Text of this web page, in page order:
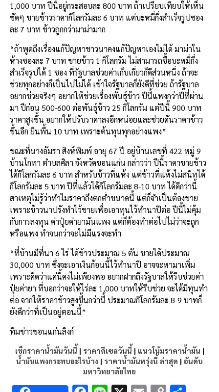
1,000 บาท ปีนี้อยู่กระสอบละ 800 บาท ถ้าเปรียบเทียบให้เห็น
ชัดๆ ขายข้าวราคากิโลกรัมละ 6 บาท แต่บะหมี่กึ่งสำเร็จรูปซอง
ละ 7 บาท ข้าวถูกกว่ามาม่ามาก
“ถ้าพูดถึงเรื่องแก้ปัญหาชาวนาคงแก้ปัญหาเองไม่ได้ มาม่าใน
ห้างซองละ 7 บาท ขายข้าว 1 กิโลกรัม ไม่สามารถซื้อบะหมี่กึ่ง
สำเร็จรูปได้ 1 ซอง ที่รัฐบาลช่วยค่าเก็บเกี่ยวก็ดีส่วนหนึ่ง ถ้าจะ
ช่วยทุกอย่างก็เป็นไปไม่ได้ เข้าใจรัฐบาลก็ยังดีที่ช่วย ถ้ารัฐบาล
อยากช่วยจริงๆ อยากให้ช่วยเรื่องพันธุ์ข้าว ปีนี้แพงกว่าปีที่ผ่าน
มา ปีก่อน 500-600 ต่อพันธุ์ข้าว 25 กิโลกรัม แต่ปีนี้ 900 บาท
ราคาสูงขึ้น อยากให้ปรับราคาลงอีกหน่อยและช่วยดันราคาข้าว
ขึ้นอีก ยืนพื้น 10 บาท เพราะต้นทุนทุกอย่างแพง”
ขณะที่นางอัมรา สิงห์พิมพ์ อายุ 67 ปี อยู่บ้านเลขที่ 422 หมู่ 9
บ้านโกทา ตำบลศิลา จังหวัดขอนแก่น กล่าวว่า ปีนี้ราคาขายข้าว
ได้กิโลกรัมละ 6 บาท สำหรับข้าวที่แห้ง แต่ข้าวที่แห้งไม่สนิทได้
กิโลกรัมละ 5 บาท ปีที่แล้วได้กิโลกรัมละ 8-10 บาท ได้ดีกว่านี้
สาเหตุไม่รู้ว่าทำไมราคาถึงตกต่ำขนาดนี้ แต่ก็จำเป็นต้องขาย
เพราะข้าวนาปรังทำไว้ขายเพื่อเอาทุนไว้ทำนาปีต่อ ปีนี้ไม่คุ้ม
กับการลงทุน ค่าปุ๋ยค่ายามันแพง แต่ก็ต้องทำต่อไปไม่ว่าจะถูก
หรือแพง ทำจนกว่าจะไม่มีแรงจะทำ
“ที่บ้านมีที่นา 6 ไร่ ได้ข้าวประมาณ 5 ตัน ขายได้ประมาณ
30,000 บาท ซึ่งจะเอาเงินก้อนนี้ไว้ทำนาปี อาจจะหามาเพิ่ม
เพราะคิดว่าแค่นี้คงไม่เพียงพอ อยากฝากถึงรัฐบาลให้รีบช่วยค่า
ปุ๋ยค่ายา ที่บอกว่าจะให้ไร่ละ 1,000 บาทให้รีบช่วย จะได้มีทุนทำ
ต่อ จากให้ราคาข้าวสูงขึ้นกว่านี้ ประมาณกิโลกรัมละ 8-9 บาทก็
ยังดีกว่าที่เป็นอยู่ตอนนี้”
ทีมข่าวขอนแก่นลิงก์
เช็กราคาน้ำมันวันนี้ | ราคาดีเซลวันนี้ | แนวโน้มราคาน้ำมัน |
น้ำมันแพงกระทบอะไรบ้าง | ราคาน้ำมันพรุ่งนี้ ล่าสุด | อันดับ
มหาวิทยาลัยไทย